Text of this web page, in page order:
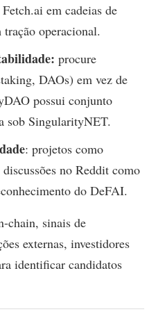
em cadeias de
operacional.
procure
DAOs) em vez de
possui conjunto
sob SingularityNET.
: projetos como
no Reddit como
do DeFAI.
chain, sinais de
externas, investidores
identificar candidatos